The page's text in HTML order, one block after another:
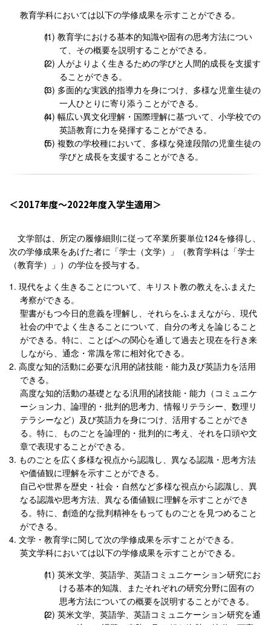
教育学科においては以下の学修成果を示すことができる。
教育学における基本的知識や固有の思考方法につい
て、その概要を説明することができる。
人がよりよく生きるための学びと人間的成長を支援す
ることができる。
多面的な実践的指導力を身につけ、多様な児童生徒の
一人ひとりに寄り添うことができる。
幅広い異文化理解・国際理解に基づいて、小学校での
英語教育に力を発揮することができる。
複数の学校種において、多様な発達段階の児童生徒の
学びと成長を支援することができる。
2017年度〜2022年度入学生適用
文学部は、所定の履修細則に従って卒業所要単位124を修得し、
次の学修成果をあげた者に「学士（文学）」（教育学科は「学士
（教育学）」）の学位を授与する。
現代をよく生きることについて、キリスト教の教えをふまえた
考察ができる。
聖書がもつ今日的意義を理解し、それらをふまえながら、現代
社会の中でよく生きることについて、自分の考えを論じること
ができる。特に、ことばへの関心を通して過去と現在を行き来
しながら、通念・常識を常に相対化できる。
高度な知的活動に必要な汎用的諸技能・能力及び英語力を活用
できる。
高度な知的活動の基礎となる汎用的諸技能・能力（コミュニケ
ーション力、論理的・批判的思考力、情報リテラシー、数理リ
テラシーなど）及び英語力を身につけ、活用することができ
る。特に、ものごとを論理的・批判的に考え、それを口頭や文
章で表現することができる。
ものごとを広く多様な視点から認識し、異なる認識・思考方法
や価値観に理解を示すことができる。
自己や世界を歴史・社会・自然など多様な視点から認識し、異
なる認識や思考方法、異なる価値観に理解を示すことができ
る。特に、創造的な批判精神をもってものごとを見つめること
ができる。
文学・教育学に関して次の学修成果を示すことができる。
英文学科においては以下の学修成果を示すことができる。
英米文学、英語学、英語コミュニケーション研究にお
ける基本的知識、またそれぞれの研究分野に固有の
思考方法についての概要を説明することができる。
英米文学、英語学、英語コミュニケーション研究を通